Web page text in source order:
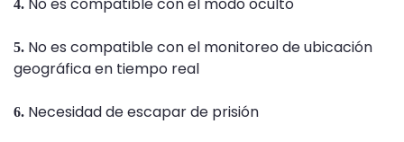
4.
5. No es compatible con el monitoreo de ubicación
geográfica en tiempo real
6. Necesidad de escapar de prisión